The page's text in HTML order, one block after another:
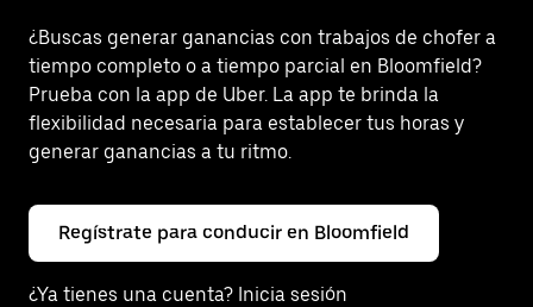
¿Buscas generar ganancias con trabajos de chofer a
tiempo completo o a tiempo parcial en Bloomfield?
Prueba con la app de Uber. La app te brinda la
flexibilidad necesaria para establecer tus horas y
generar ganancias a tu ritmo.
Regístrate para conducir en Bloomfield
¿Ya tienes una cuenta? Inicia sesión